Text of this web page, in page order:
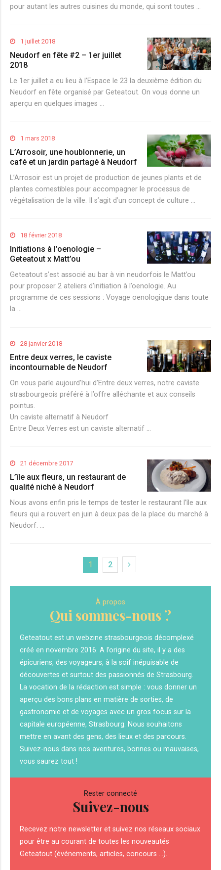
pour autant les autres cuisines du monde, qui sont toutes …
1 juillet 2018
Neudorf en fête #2 – 1er juillet
2018
Le 1er juillet a eu lieu à l’Espace le 23 la deuxième édition du
Neudorf en fête organisé par Geteatout. On vous donne un
aperçu en quelques images …
1 mars 2018
L’Arrosoir, une houblonnerie, un
café et un jardin partagé à Neudorf
L’Arrosoir est un projet de production de jeunes plants et de
plantes comestibles pour accompagner le processus de
végétalisation de la ville. Il s’agit d’un concept de culture …
18 février 2018
Initiations à l’oenologie –
Geteatout x Matt’ou
Geteatout s’est associé au bar à vin neudorfois le Matt’ou
pour proposer 2 ateliers d’initiation à l’oenologie. Au
programme de ces sessions : Voyage oenologique dans toute
la …
28 janvier 2018
Entre deux verres, le caviste
incontournable de Neudorf
On vous parle aujourd’hui d’Entre deux verres, notre caviste
strasbourgeois préféré à l’offre alléchante et aux conseils
pointus.
Un caviste alternatif à Neudorf
Entre Deux Verres est un caviste alternatif …
21 décembre 2017
L’île aux fleurs, un restaurant de
qualité niché à Neudorf
Nous avons enfin pris le temps de tester le restaurant l’île aux
fleurs qui a rouvert en juin à deux pas de la place du marché à
Neudorf. …
1 2
À propos
Qui sommes-nous ?
Geteatout est un webzine strasbourgeois décomplexé
créé en novembre 2016. A l’origine du site, il y a des
épicuriens, des voyageurs, à la soif inépuisable de
découvertes et surtout des passionnés de Strasbourg.
La vocation de la rédaction est simple : vous donner un
aperçu des bons plans en matière de sorties, de
gastronomie et de voyages avec un gros focus sur la
capitale européenne, Strasbourg. Nous souhaitons
mettre en avant des gens, des lieux et des parcours.
Suivez-nous dans nos aventures, bonnes ou mauvaises,
vous saurez tout !
Rester connecté
Suivez-nous
Recevez notre newsletter et suivez nos réseaux sociaux
pour être au courant de toutes les nouveautés
Geteatout (événements, articles, concours ...).